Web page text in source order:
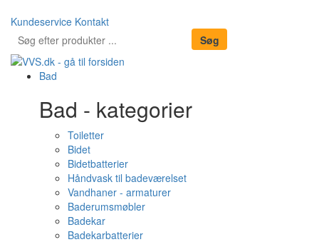
Kundeservice Kontakt
Bad
Bad - kategorier
Toiletter
Bidet
Bidetbatterier
Håndvask til badeværelset
Vandhaner - armaturer
Baderumsmøbler
Badekar
Badekarbatterier